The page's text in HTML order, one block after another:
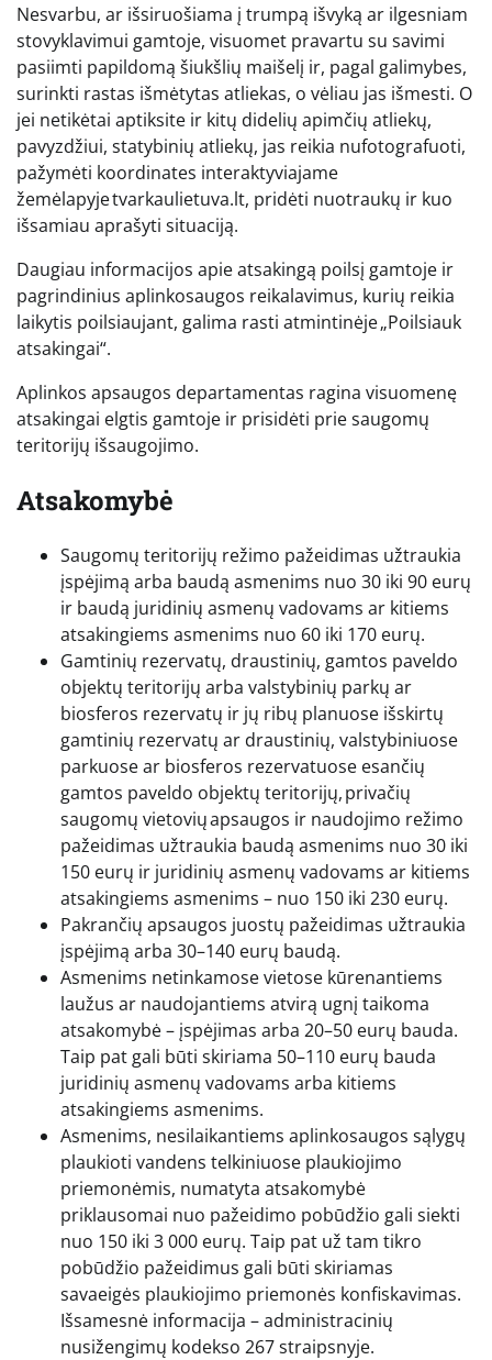
Nesvarbu, ar išsiruošiama į trumpą išvyką ar ilgesniam
stovyklavimui gamtoje, visuomet pravartu su savimi
pasiimti papildomą šiukšlių maišelį ir, pagal galimybes,
surinkti rastas išmėtytas atliekas, o vėliau jas išmesti. O
jei netikėtai aptiksite ir kitų didelių apimčių atliekų,
pavyzdžiui, statybinių atliekų, jas reikia nufotografuoti,
pažymėti koordinates interaktyviajame
žemėlapyje tvarkaulietuva.lt, pridėti nuotraukų ir kuo
išsamiau aprašyti situaciją.
Daugiau informacijos apie atsakingą poilsį gamtoje ir
pagrindinius aplinkosaugos reikalavimus, kurių reikia
laikytis poilsiaujant, galima rasti atmintinėje „Poilsiauk
atsakingai“.
Aplinkos apsaugos departamentas ragina visuomenę
atsakingai elgtis gamtoje ir prisidėti prie saugomų
teritorijų išsaugojimo.
Atsakomybė
Saugomų teritorijų režimo pažeidimas užtraukia
įspėjimą arba baudą asmenims nuo 30 iki 90 eurų
ir baudą juridinių asmenų vadovams ar kitiems
atsakingiems asmenims nuo 60 iki 170 eurų.
Gamtinių rezervatų, draustinių, gamtos paveldo
objektų teritorijų arba valstybinių parkų ar
biosferos rezervatų ir jų ribų planuose išskirtų
gamtinių rezervatų ar draustinių, valstybiniuose
parkuose ar biosferos rezervatuose esančių
gamtos paveldo objektų teritorijų, privačių
saugomų vietovių apsaugos ir naudojimo režimo
pažeidimas užtraukia baudą asmenims nuo 30 iki
150 eurų ir juridinių asmenų vadovams ar kitiems
atsakingiems asmenims – nuo 150 iki 230 eurų.
Pakrančių apsaugos juostų pažeidimas užtraukia
įspėjimą arba 30–140 eurų baudą.
Asmenims netinkamose vietose kūrenantiems
laužus ar naudojantiems atvirą ugnį taikoma
atsakomybė – įspėjimas arba 20–50 eurų bauda.
Taip pat gali būti skiriama 50–110 eurų bauda
juridinių asmenų vadovams arba kitiems
atsakingiems asmenims.
Asmenims, nesilaikantiems aplinkosaugos sąlygų
plaukioti vandens telkiniuose plaukiojimo
priemonėmis, numatyta atsakomybė
priklausomai nuo pažeidimo pobūdžio gali siekti
nuo 150 iki 3 000 eurų. Taip pat už tam tikro
pobūdžio pažeidimus gali būti skiriamas
savaeigės plaukiojimo priemonės konfiskavimas.
Išsamesnė informacija – administracinių
nusižengimų kodekso 267 straipsnyje.